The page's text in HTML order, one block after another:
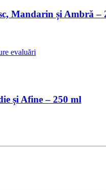
Mandarin și Ambră –
evaluări
și Afine – 250 ml